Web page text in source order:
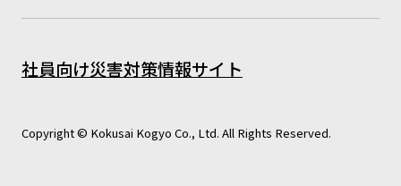
Copyright © Kokusai Kogyo Co., Ltd. All Rights Reserved.
社員向け災害対策情報サイト